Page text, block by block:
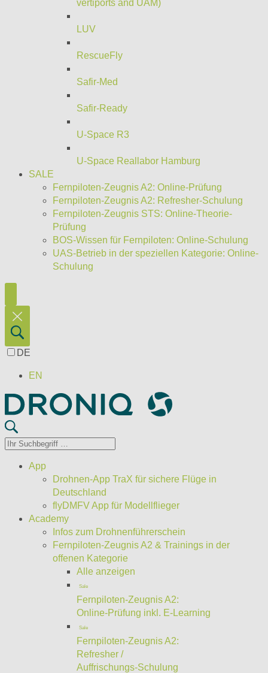
vertiports and UAM)
LUV
RescueFly
Safir-Med
Safir-Ready
U-Space R3
U-Space Reallabor Hamburg
SALE
Fernpiloten-Zeugnis A2: Online-Prüfung
Fernpiloten-Zeugnis A2: Refresher-Schulung
Fernpiloten-Zeugnis STS: Online-Theorie-
Prüfung
BOS-Wissen für Fernpiloten: Online-Schulung
UAS-Betrieb in der speziellen Kategorie: Online-
Schulung
DE
EN
App
Drohnen-App TraX für sichere Flüge in
Deutschland
flyDMFV App für Modellflieger
Academy
Infos zum Drohnenführerschein
Fernpiloten-Zeugnis A2 & Trainings in der
offenen Kategorie
Alle anzeigen
Sale
Fernpiloten-Zeugnis A2:
Online-Prüfung inkl. E-Learning
Sale
Fernpiloten-Zeugnis A2:
Refresher /
Auffrischungs-Schulung